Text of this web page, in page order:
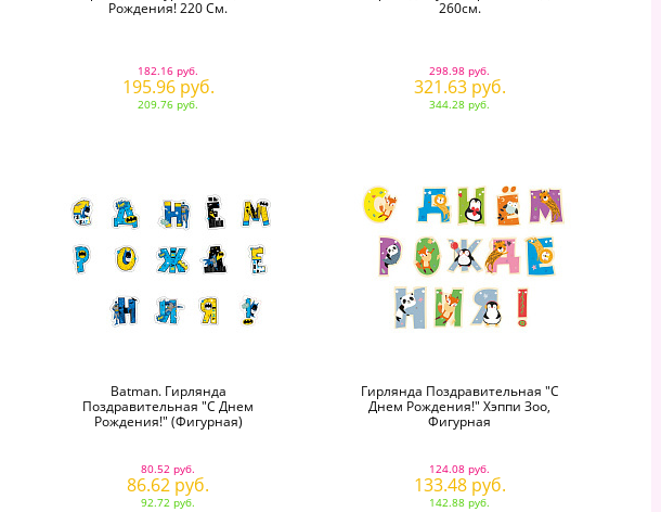
Рождения! 220 См.
182.16 руб.
195.96 руб.
209.76 руб.
260см.
298.98 руб.
321.63 руб.
344.28 руб.
Batman. Гирлянда
Поздравительная "С Днем
Рождения!" (фигурная)
80.52 руб.
86.62 руб.
92.72 руб.
Гирлянда Поздравительная "С
Днем Рождения!" Хэппи Зоо,
Фигурная
124.08 руб.
133.48 руб.
142.88 руб.